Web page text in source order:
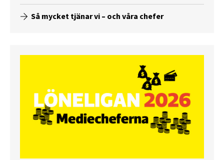
Så mycket tjänar vi – och våra chefer